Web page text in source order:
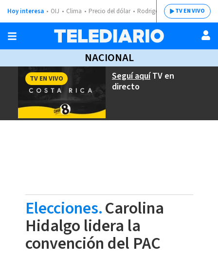
Hoy interesa OIJ Clima Precio del dólar Rodrigo ChavesTV EN VIVO
NACIONAL
Seguí aquíTV en
directo
TV EN VIVO
Elecciones.Carolina
Hidalgo lidera la
convención del PAC